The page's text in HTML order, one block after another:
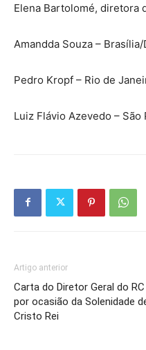
Elena Bartolomé, diretora
Amandda Souza – Brasília/
Pedro Kropf – Rio de
Luiz Flávio Azevedo – São
Artigo anterior
Carta do Diretor Geral do RC
por ocasião da Solenidade
Cristo Rei